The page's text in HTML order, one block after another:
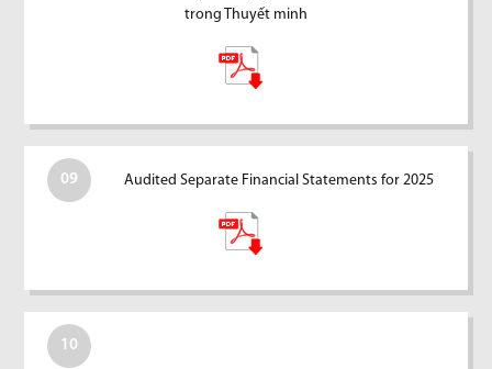
trong Thuyết minh
09 Audited Separate Financial Statements for 2025
10